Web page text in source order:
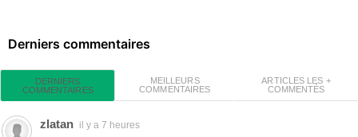
Derniers commentaires
DERNIERS
COMMENTAIRES
MEILLEURS
COMMENTAIRES
ARTICLES LES +
COMMENTÉS
zlatan il y a 7 heures